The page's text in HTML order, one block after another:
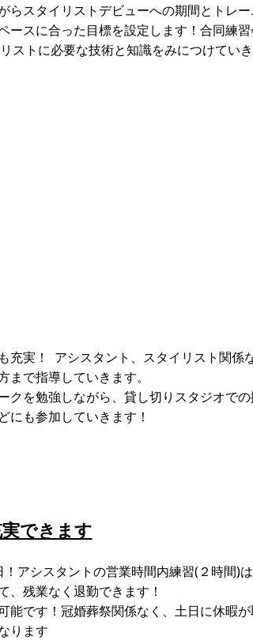
らスタイリストデビューへの期間とトレ
ースに合った目標を設定します！合同練
ストに必要な技術と知識をみにつけていき
充実！ アシスタント、スタイリスト関係
まで指導していきます。
クを勉強しながら、貸し切りスタジオで
にも参加していきます！
できます
アシスタントの営業時間内練習(２時間)は
、残業なく退勤できます！
能です！冠婚葬祭関係なく、土日に休暇
ります